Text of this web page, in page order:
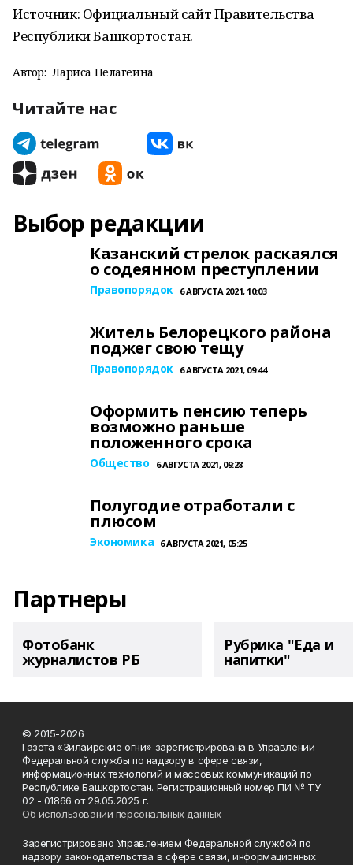
Источник: Официальный сайт Правительства
Республики Башкортостан.
Автор: Лариса Пелагеина
Читайте нас
Выбор редакции
Казанский стрелок раскаялся
о содеянном преступлении
Правопорядок 6 АВГУСТА 2021, 10:03
Житель Белорецкого района
поджег свою тещу
Правопорядок 6 АВГУСТА 2021, 09:44
Оформить пенсию теперь
возможно раньше
положенного срока
Общество 6 АВГУСТА 2021, 09:28
Полугодие отработали с
плюсом
Экономика 6 АВГУСТА 2021, 05:25
Партнеры
Фотобанк
журналистов РБ
Рубрика "Еда и
напитки"
© 2015-2026
Газета «Зилаирские огни» зарегистрирована в Управлении
Федеральной службы по надзору в сфере связи,
информационных технологий и массовых коммуникаций по
Республике Башкортостан. Регистрационный номер ПИ № ТУ
02 - 01866 от 29.05.2025 г.
Об использовании персональных данных
Зарегистрировано Управлением Федеральной службой по
надзору законодательства в сфере связи, информационных